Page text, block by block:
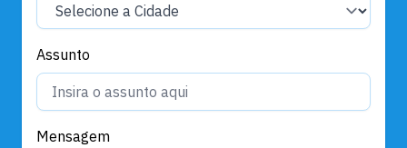
Assunto
Mensagem